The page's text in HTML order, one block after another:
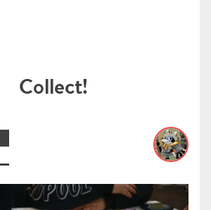
Collect!